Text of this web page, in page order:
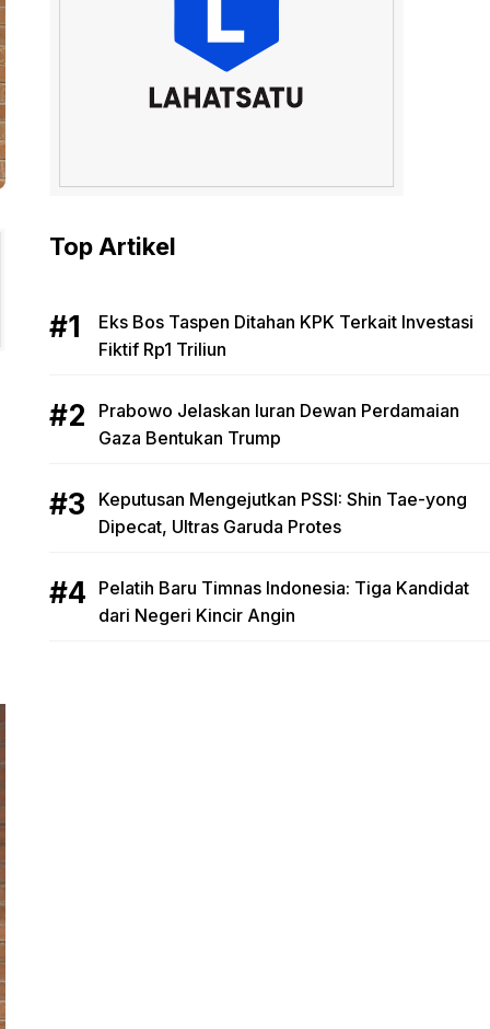
Top Artikel
Eks Bos Taspen Ditahan KPK Terkait Investasi
Fiktif Rp1 Triliun
Prabowo Jelaskan Iuran Dewan Perdamaian
Gaza Bentukan Trump
Keputusan Mengejutkan PSSI: Shin Tae-yong
Dipecat, Ultras Garuda Protes
Pelatih Baru Timnas Indonesia: Tiga Kandidat
dari Negeri Kincir Angin